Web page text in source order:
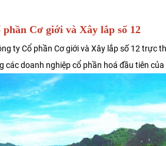
Cơ giới và Xây lắp số 12
ty Cổ phần Cơ giới và Xây lắp số 12 trực
các doanh nghiệp cổ phần hoá đầu tiên